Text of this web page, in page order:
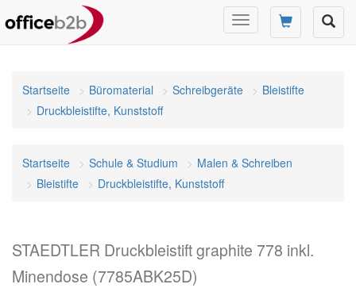
Navigation
umschalten
Startseite Büromaterial Schreibgeräte
Bleistifte
Druckbleistifte, Kunststoff
Startseite Schule & Studium
Malen & Schreiben
Bleistifte
Druckbleistifte, Kunststoff
STAEDTLER Druckbleistift graphite 778 inkl.
Minendose (7785ABK25D)